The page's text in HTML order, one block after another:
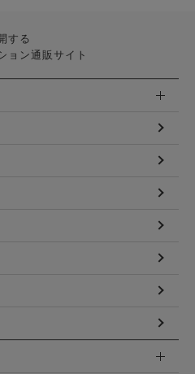
する
ョン通販サイト